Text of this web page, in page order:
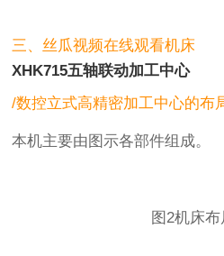
三、丝瓜视频在线观看机床
XHK715五轴联动加工中心
/数控立式高精密加工中心的布局
本机主要由图示各部件组成。
图2机床布